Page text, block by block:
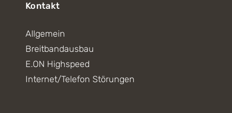
Kontakt
Allgemein
Breitbandausbau
E.ON Highspeed
Internet/Telefon Störungen